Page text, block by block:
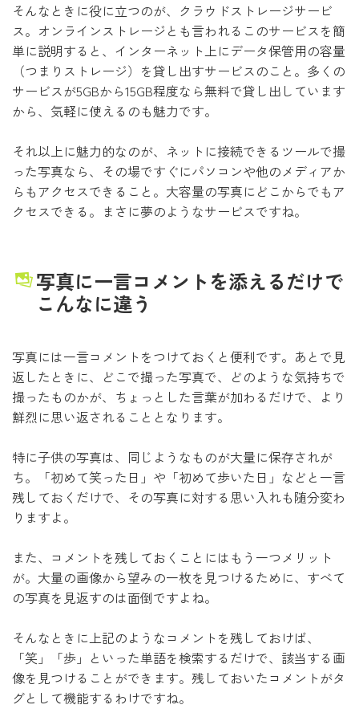
そんなときに役に立つのが、クラウドストレージサービ
ス。オンラインストレージとも言われるこのサービスを簡
単に説明すると、インターネット上にデータ保管用の容量
（つまりストレージ）を貸し出すサービスのこと。多くの
サービスが5GBから15GB程度なら無料で貸し出しています
から、気軽に使えるのも魅力です。
それ以上に魅力的なのが、ネットに接続できるツールで撮
った写真なら、その場ですぐにパソコンや他のメディアか
らもアクセスできること。大容量の写真にどこからでもア
クセスできる。まさに夢のようなサービスですね。
写真に一言コメントを添えるだけで
こんなに違う
写真には一言コメントをつけておくと便利です。あとで見
返したときに、どこで撮った写真で、どのような気持ちで
撮ったものかが、ちょっとした言葉が加わるだけで、より
鮮烈に思い返されることとなります。
特に子供の写真は、同じようなものが大量に保存されが
ち。「初めて笑った日」や「初めて歩いた日」などと一言
残しておくだけで、その写真に対する思い入れも随分変わ
りますよ。
また、コメントを残しておくことにはもう一つメリット
が。大量の画像から望みの一枚を見つけるために、すべて
の写真を見返すのは面倒ですよね。
そんなときに上記のようなコメントを残しておけば、
「笑」「歩」といった単語を検索するだけで、該当する画
像を見つけることができます。残しておいたコメントがタ
グとして機能するわけですね。